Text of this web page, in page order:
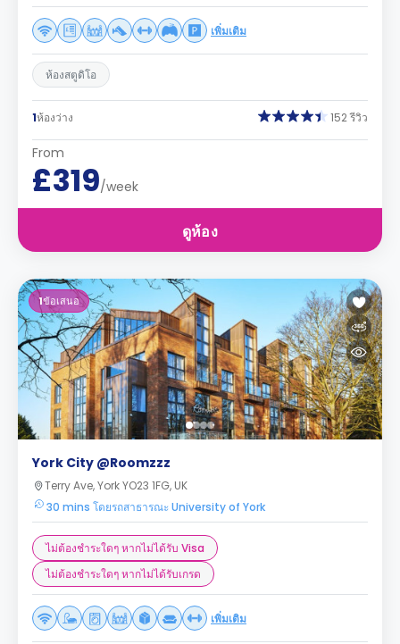
เพิ่มเติม
ห้องสตูดิโอ
1ห้องว่าง 152 รีวิว
From
£319/week
ดูห้อง
1ข้อเสนอ
York City @Roomzzz
Terry Ave, York YO23 1FG, UK
30 mins โดยรถสาธารณะ University of York
ไม่ต้องชำระใดๆ หากไม่ได้รับ Visa
ไม่ต้องชำระใดๆ หากไม่ได้รับเกรด
เพิ่มเติม